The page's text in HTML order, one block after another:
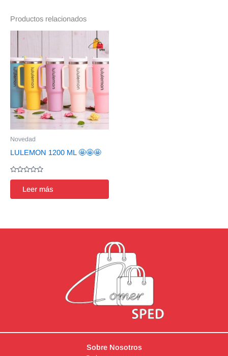
Productos relacionados
Novedad
LULEMON 1200 ML 🤩🤩🤩
Valorado
de
Leer más
Sobre Nosotros